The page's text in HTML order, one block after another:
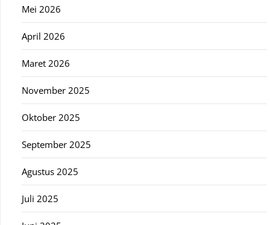
Mei 2026
April 2026
Maret 2026
November 2025
Oktober 2025
September 2025
Agustus 2025
Juli 2025